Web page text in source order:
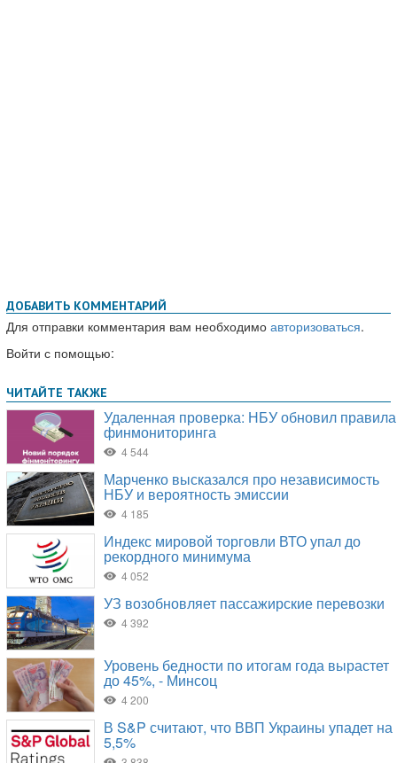
ДОБАВИТЬ КОММЕНТАРИЙ
Для отправки комментария вам необходимо авторизоваться.
Войти с помощью: